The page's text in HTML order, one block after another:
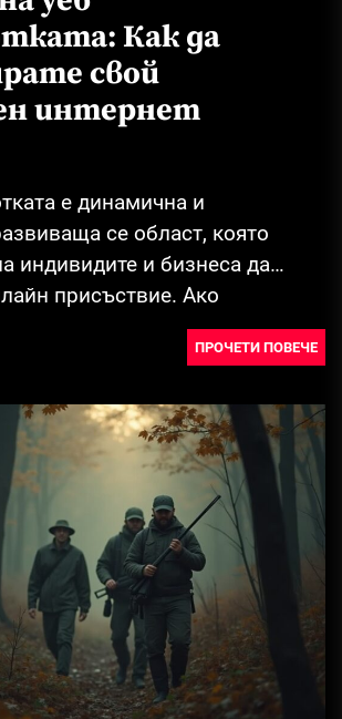
Как да
свой
интернет
е динамична и
се област, която
индивидите и бизнеса да
присъствие. Ако
стартирате свой собствен...
ПРОЧЕТИ ПОВЕЧЕ